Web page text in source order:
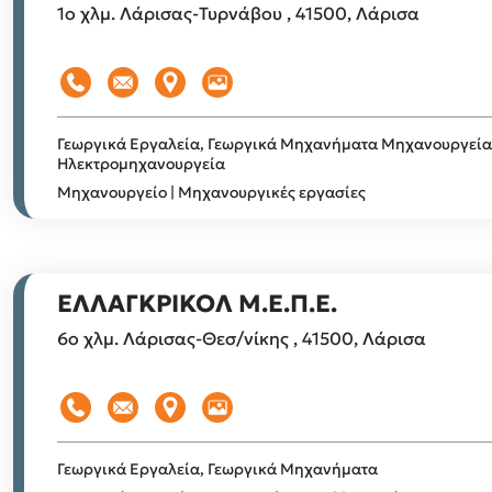
1ο χλμ. Λάρισας-Τυρνάβου , 41500, Λάρισα
Γεωργικά Εργαλεία, Γεωργικά Μηχανήματα
Ηλεκτρομηχανουργεία
Μηχανουργείο | Μηχανουργικές εργασίες
ΕΛΛΑΓΚΡΙΚΟΛ Μ.Ε.Π.Ε.
6ο χλμ. Λάρισας-Θεσ/νίκης , 41500, Λάρισα
Γεωργικά Εργαλεία, Γεωργικά Μηχανήματα